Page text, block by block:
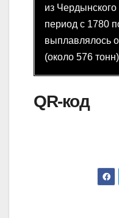
из
период с 1780
выплавлялось
(около 576
QR-код